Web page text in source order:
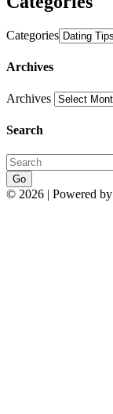
Categories
Archives
Archives
Search
Go
© 2026 | Powered by